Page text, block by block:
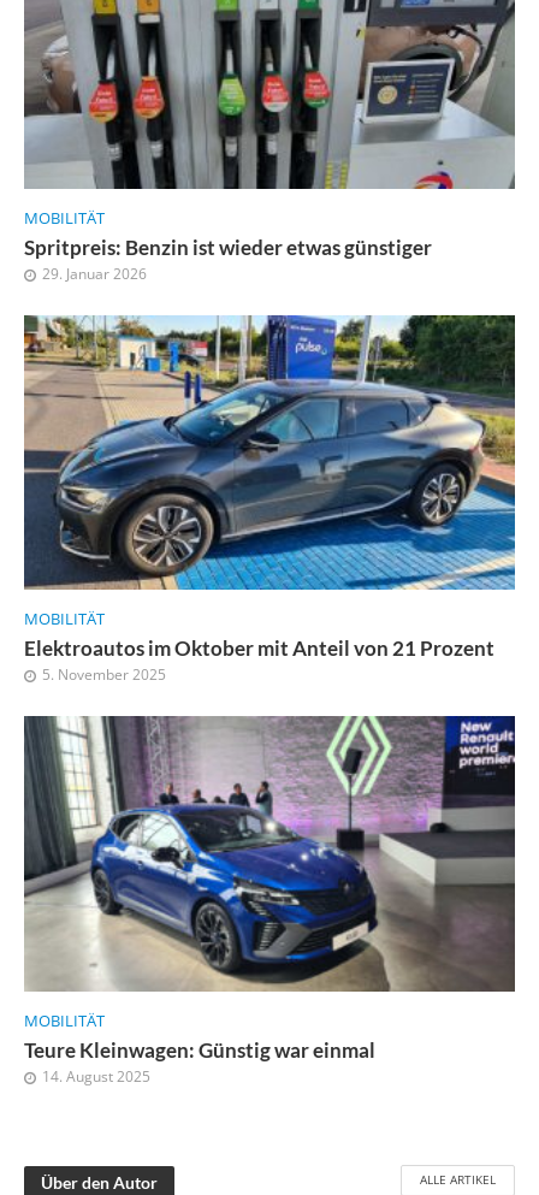
MOBILITÄT
Spritpreis: Benzin ist wieder etwas günstiger
29. Januar 2026
MOBILITÄT
Elektroautos im Oktober mit Anteil von 21 Prozent
5. November 2025
MOBILITÄT
Teure Kleinwagen: Günstig war einmal
14. August 2025
Über den Autor ALLE ARTIKEL